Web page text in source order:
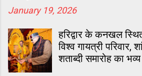
January 19, 2026
हरिद्वार के कनखल
विश्व गायत्री
शताब्दी समारोह का